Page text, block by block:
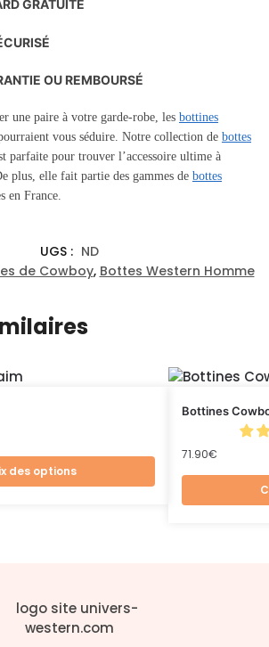
GRATUITE
OU REMBOURSÉ
une paire à votre garde-robe, les bottines
vous séduire. Notre collection de bottes
parfaite pour trouver l’accessoire ultime à
plus, elle fait partie des gammes de bottes
en France.
UGS : ND
de Cowboy, Bottes Western Homme
des options
Bottines
71.90€